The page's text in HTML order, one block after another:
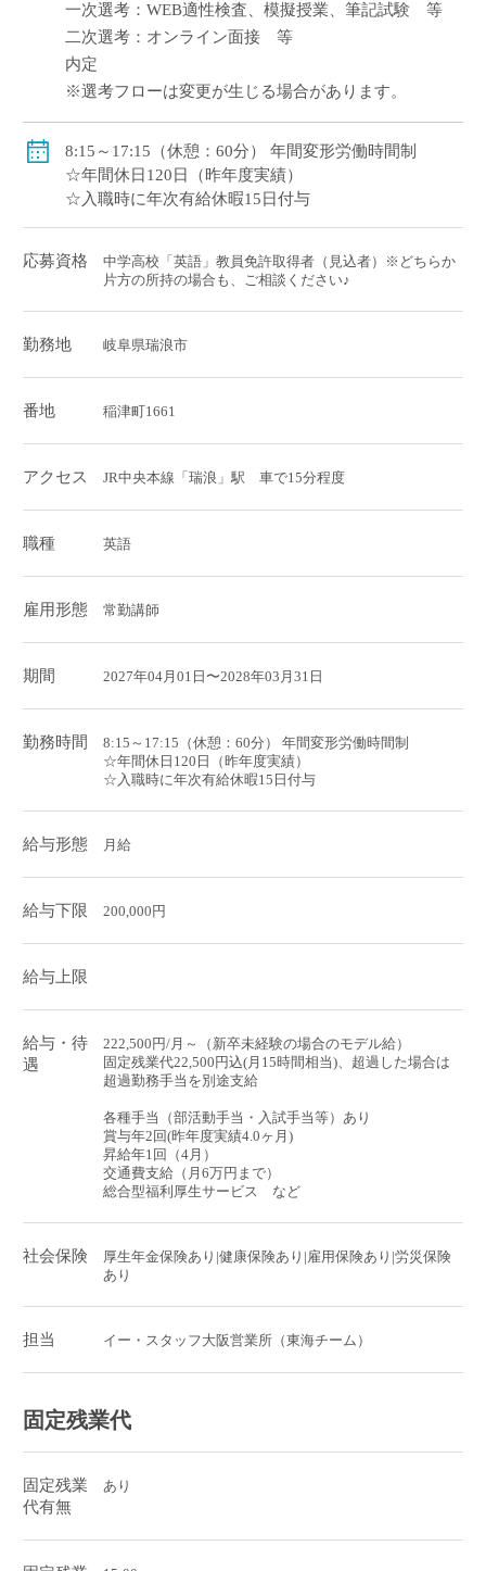
一次選考：WEB適性検査、模擬授業、筆記試験 等
二次選考：オンライン面接 等
内定
※選考フローは変更が生じる場合があります。
8:15～17:15（休憩：60分） 年間変形労働時間制
☆年間休日120日（昨年度実績）
☆入職時に年次有給休暇15日付与
応募資格
中学高校「英語」教員免許取得者（見込者）※どちらか
片方の所持の場合も、ご相談ください♪
勤務地 岐阜県瑞浪市
番地 稲津町1661
アクセス JR中央本線「瑞浪」駅 車で15分程度
職種 英語
雇用形態 常勤講師
期間 2027年04月01日〜2028年03月31日
勤務時間
8:15～17:15（休憩：60分） 年間変形労働時間制
☆年間休日120日（昨年度実績）
☆入職時に年次有給休暇15日付与
給与形態 月給
給与下限 200,000円
給与上限
給与・待
遇
222,500円/月～（新卒未経験の場合のモデル給）
固定残業代22,500円込(月15時間相当)、超過した場合は
超過勤務手当を別途支給
各種手当（部活動手当・入試手当等）あり
賞与年2回(昨年度実績4.0ヶ月)
昇給年1回（4月）
交通費支給（月6万円まで）
総合型福利厚生サービス など
社会保険
厚生年金保険あり|健康保険あり|雇用保険あり|労災保険
あり
担当 イー・スタッフ大阪営業所（東海チーム）
固定残業代
固定残業
代有無
あり